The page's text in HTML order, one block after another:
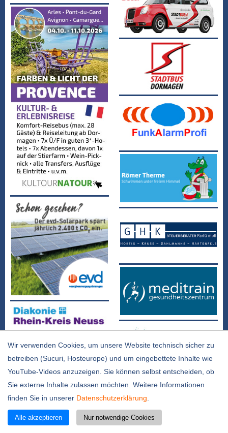
Wir verwenden Cookies, um unsere Website technisch sicher zu
betreiben (Sucuri, Hosteurope) und um eingebettete Inhalte wie
YouTube-Videos anzuzeigen. Sie können selbst entscheiden, ob
Sie externe Inhalte zulassen möchten. Weitere Informationen
finden Sie in unserer Datenschutzerklärung
Alle akzeptieren Nur notwendige Cookies